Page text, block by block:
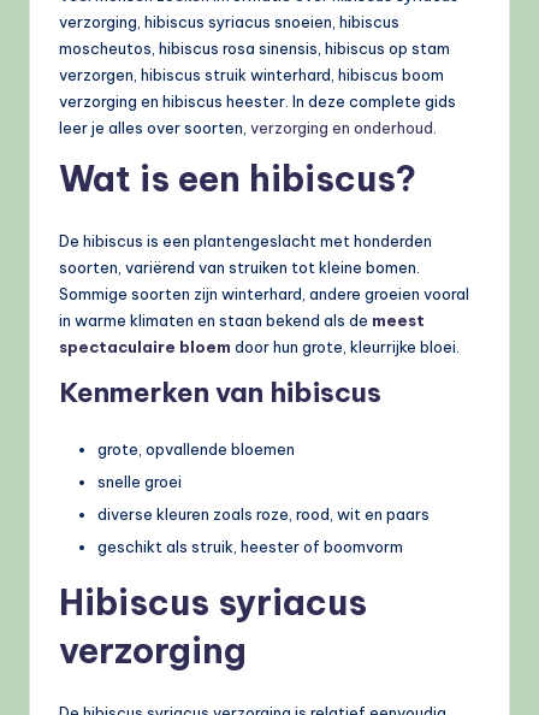
verzorging, hibiscus syriacus snoeien, hibiscus
moscheutos, hibiscus rosa sinensis, hibiscus op stam
verzorgen, hibiscus struik winterhard, hibiscus boom
verzorging en hibiscus heester. In deze complete gids
leer je alles over soorten, verzorging en onderhoud
Wat is een hibiscus?
De hibiscus is een plantengeslacht met honderden
soorten, variërend van struiken tot kleine bomen.
Sommige soorten zijn winterhard, andere groeien vooral
in warme klimaten en staan bekend als de meest
spectaculaire bloem door hun grote, kleurrijke bloei.
Kenmerken van hibiscus
grote, opvallende bloemen
snelle groei
diverse kleuren zoals roze, rood, wit en paars
geschikt als struik, heester of boomvorm
Hibiscus syriacus
verzorging